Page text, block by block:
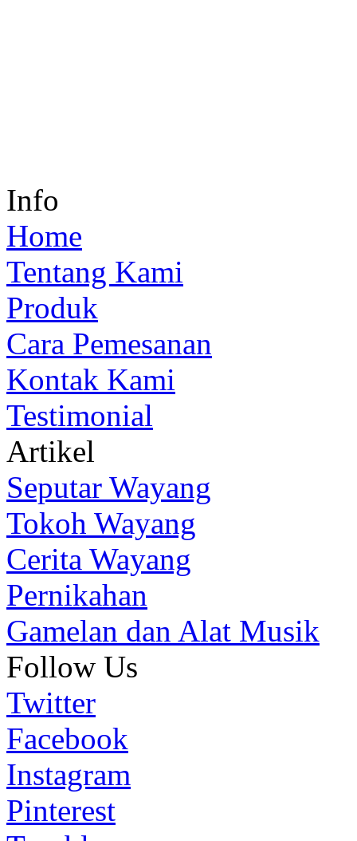
Info
Home
Tentang Kami
Produk
Cara Pemesanan
Kontak Kami
Testimonial
Artikel
Seputar Wayang
Tokoh Wayang
Cerita Wayang
Pernikahan
Gamelan dan Alat Musik
Follow Us
Twitter
Facebook
Instagram
Pinterest